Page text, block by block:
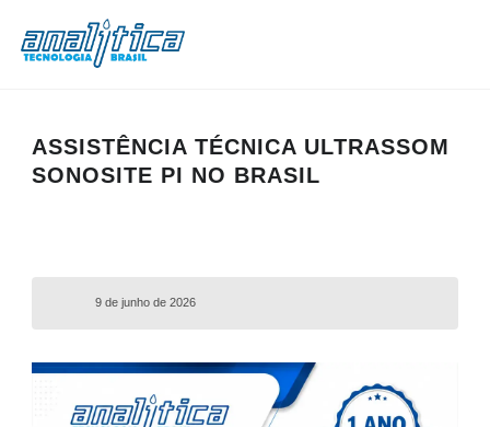
ASSISTÊNCIA TÉCNICA ULTRASSOM
SONOSITE PI NO BRASIL
9 de junho de 2026